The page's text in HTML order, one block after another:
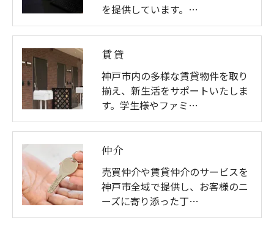
を提供しています。…
賃貸
神戸市内の多様な賃貸物件を取り
揃え、新生活をサポートいたしま
す。学生様やファミ…
仲介
売買仲介や賃貸仲介のサービスを
神戸市全域で提供し、お客様のニ
ーズに寄り添った丁…